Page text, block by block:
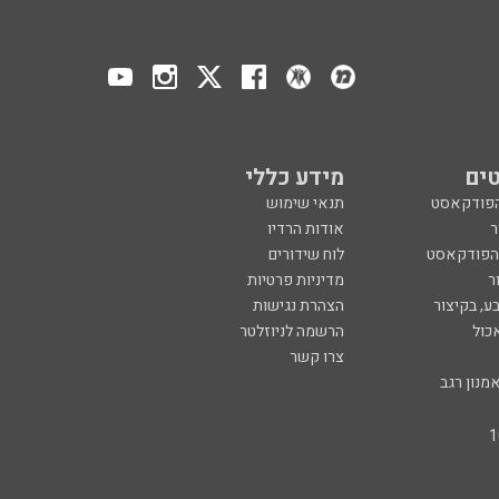
מידע כללי
תנאי שימוש
אודות הרדיו
הפודקאסט
לוח שידורים
מדיניות פרטיות
בקיצור
הצהרת נגישות
הרשמה לניוזלטר
צרו קשר
רגב